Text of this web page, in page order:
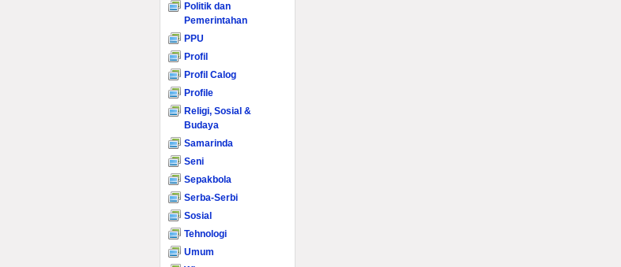
Politik dan
Pemerintahan
PPU
Profil
Profil Calog
Profile
Religi, Sosial &
Budaya
Samarinda
Seni
Sepakbola
Serba-Serbi
Sosial
Tehnologi
Umum